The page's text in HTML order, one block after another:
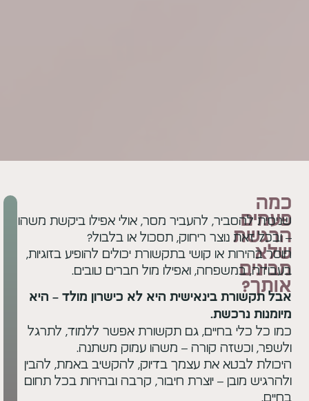
להעביר מסר, אולי אפילו ביקשת משהו
ריחוק, תסכול או בלבול?
או קושי בתקשורת יכולים להופיע בזוגיות,
ואפילו מול חברים טובים.
בינאישית היא לא כישרון מולד – היא
בחיים, גם תקשורת אפשר ללמוד, לתרגל
קורה – משהו עמוק משתנה.
את עצמך בדיוק, להקשיב באמת, להבין
– יוצרת חיבור, קרבה ובהירות בכל תחום